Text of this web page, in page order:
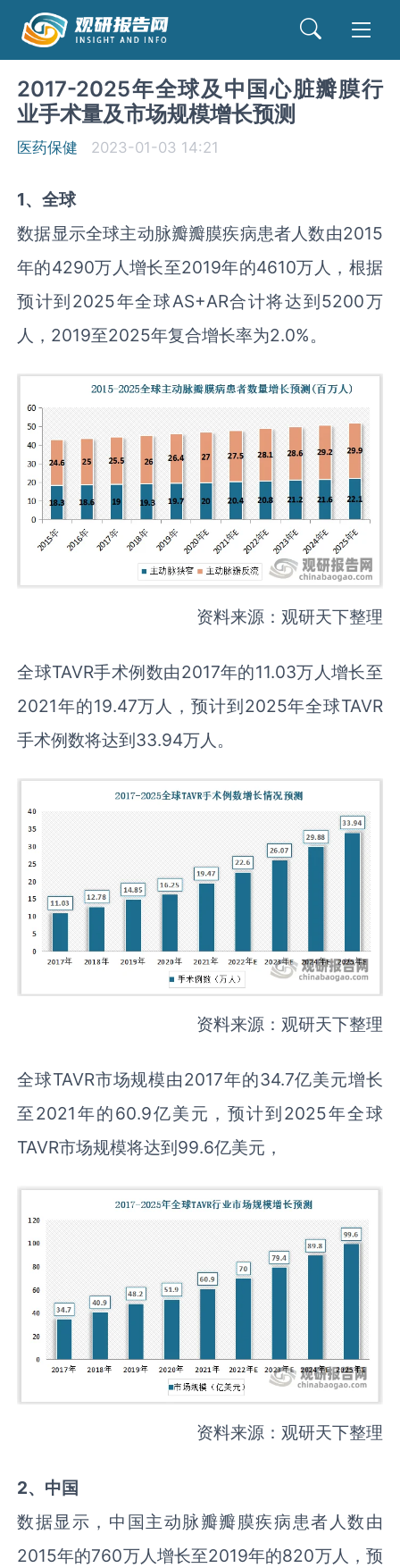
2017-2025年全球及中国心脏瓣膜行
业手术量及市场规模增长预测
医药保健 2023-01-03 14:21
1、全球
数据显示全球主动脉瓣瓣膜疾病患者人数由2015
年的4290万人增长至2019年的4610万人，根据
预计到2025年全球AS+AR合计将达到5200万
人，2019至2025年复合增长率为2.0%。
资料来源：观研天下整理
全球TAVR手术例数由2017年的11.03万人增长至
2021年的19.47万人，预计到2025年全球TAVR
手术例数将达到33.94万人。
资料来源：观研天下整理
全球TAVR市场规模由2017年的34.7亿美元增长
至2021年的60.9亿美元，预计到2025年全球
TAVR市场规模将达到99.6亿美元，
资料来源：观研天下整理
2、中国
数据显示，中国主动脉瓣瓣膜疾病患者人数由
2015年的760万人增长至2019年的820万人，预